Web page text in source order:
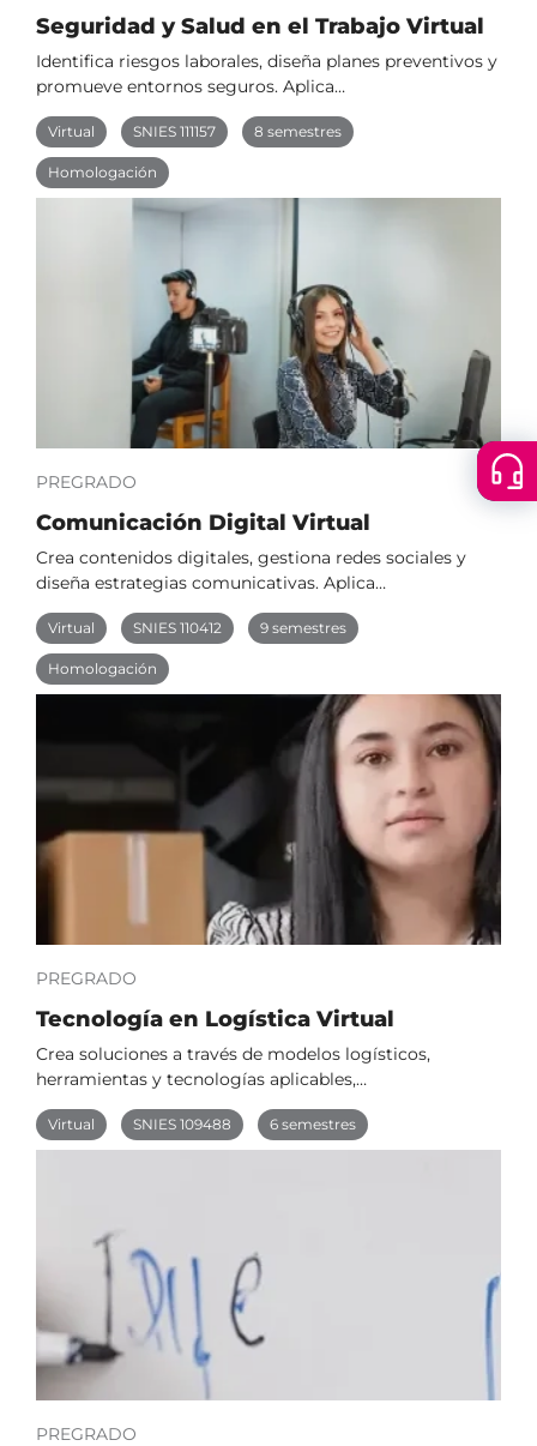
menu
Seguridad y Salud en el Trabajo Virtual
Identifica riesgos laborales, diseña planes preventivos y
promueve entornos seguros. Aplica…
Virtual SNIES 111157 8 semestres
Homologación
PREGRADO
Comunicación Digital Virtual
Crea contenidos digitales, gestiona redes sociales y
diseña estrategias comunicativas. Aplica…
Virtual SNIES 110412 9 semestres
Homologación
PREGRADO
Tecnología en Logística Virtual
Crea soluciones a través de modelos logísticos,
herramientas y tecnologías aplicables,…
Virtual SNIES 109488 6 semestres
PREGRADO